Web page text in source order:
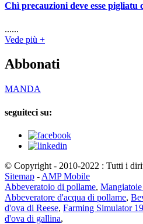
Chì precauzioni deve esse
......
Vede più +
Abbonati
MANDA
seguiteci su:
© Copyright - 2010-2022 : Tutti i
Sitemap - AMP Mobile
Abbeveratoio di pollame,
Abbeveratore d'acqua di pollame,
d'ova di Reese, Farming Simulator
d'ova di gallina,